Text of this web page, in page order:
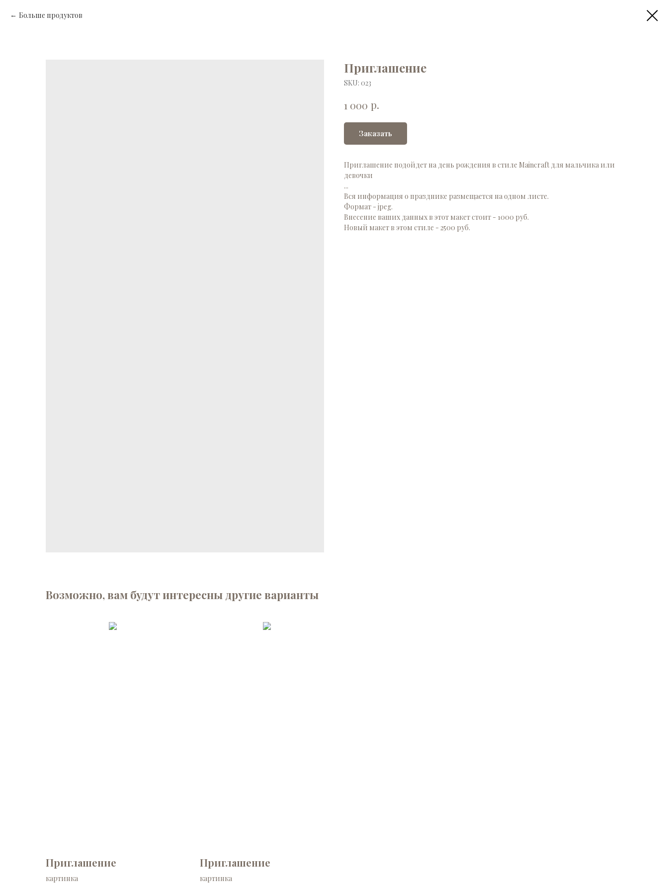
Больше продуктов
Приглашение
SKU: 023
1 000 р.
Заказать
Приглашение подойдет на день рождения в стиле Maincraft для мальчика или
девочки
...
Вся информация о празднике размещается на одном листе.
Формат - jpeg.
Внесение ваших данных в этот макет стоит - 1000 руб.
Новый макет в этом стиле - 2500 руб.
Возможно, вам будут интересны другие варианты
Приглашение
картинка
Приглашение
картинка